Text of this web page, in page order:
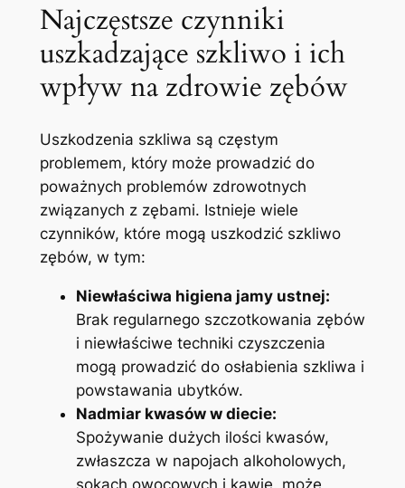
Najczęstsze czynniki
uszkadzające szkliwo i ich‍
wpływ na zdrowie ⁢zębów
Uszkodzenia szkliwa są częstym
problemem, który⁢ może prowadzić do
poważnych problemów zdrowotnych
związanych z zębami. Istnieje ​wiele
czynników, które mogą uszkodzić szkliwo
⁢zębów, w tym:
Niewłaściwa higiena jamy ustnej:
Brak regularnego ⁣szczotkowania zębów
i niewłaściwe techniki czyszczenia
mogą prowadzić do osłabienia szkliwa i
powstawania ubytków.
Nadmiar kwasów w diecie:
Spożywanie dużych ilości kwasów,
zwłaszcza w napojach alkoholowych,
sokach owocowych i⁣ kawie,⁤ może